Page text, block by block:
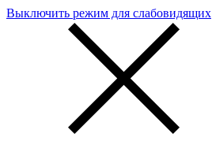
Выключить режим для слабовидящих